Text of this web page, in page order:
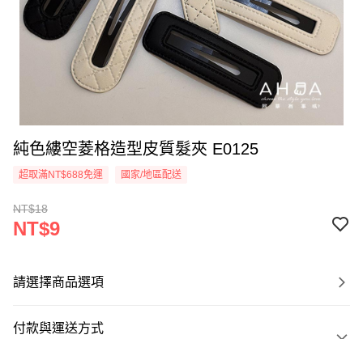
純色縷空菱格造型皮質髮夾 E0125
超取滿NT$688免運 國家/地區配送
NT$18
NT$9
請選擇商品選項
付款與運送方式